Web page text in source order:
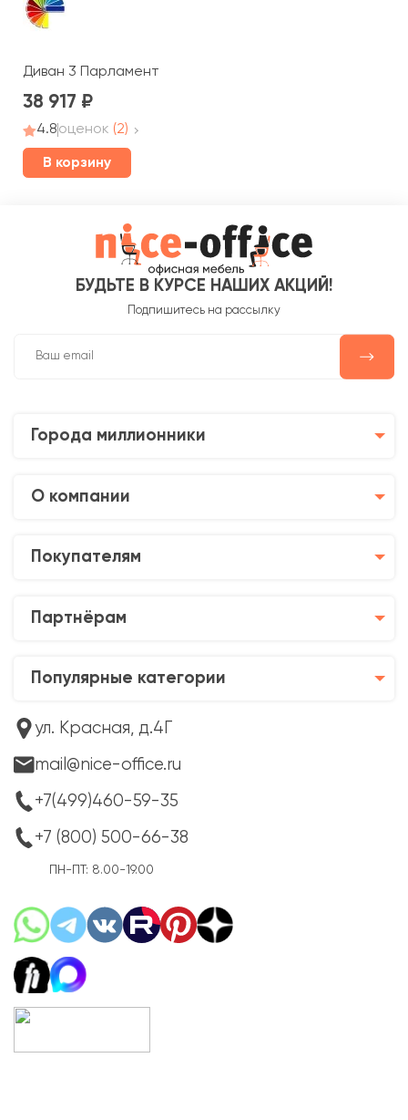
Диван 3 Парламент
38 917
4.8оценок (2)
В корзину
БУДЬТЕ В КУРСЕ НАШИХ АКЦИЙ!
Подпишитесь на рассылку
Города миллионники
О компании
Покупателям
Партнёрам
Популярные категории
ул. Красная, д.4Г
mail@nice-office.ru
+7(499)460-59-35
+7 (800) 500-66-38
ПН-ПТ: 8.00-19.00